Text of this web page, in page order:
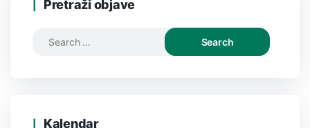
Pretraži objave
Kalendar